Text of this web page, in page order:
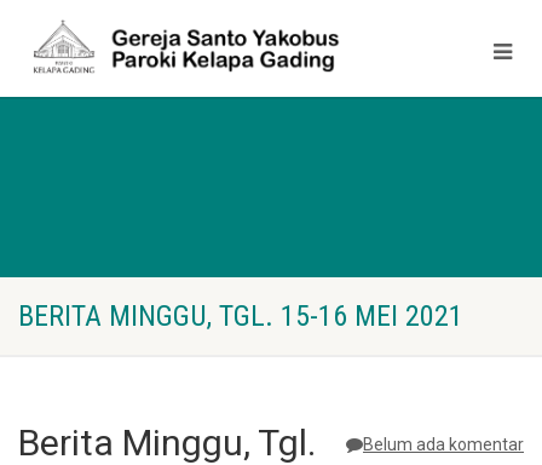
BERITA MINGGU, TGL. 15-16 MEI 2021
Belum ada komentar
Berita Minggu, Tgl.